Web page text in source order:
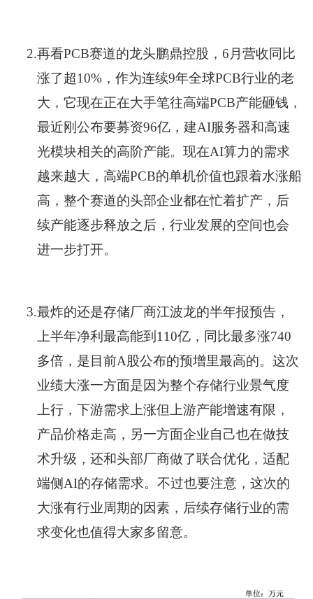
2.再看PCB赛道的龙头鹏鼎控股，6月营收同比
涨了超10%，作为连续9年全球PCB行业的老
大，它现在正在大手笔往高端PCB产能砸钱，
最近刚公布要募资96亿，建AI服务器和高速
光模块相关的高阶产能。现在AI算力的需求
越来越大，高端PCB的单机价值也跟着水涨船
高，整个赛道的头部企业都在忙着扩产，后
续产能逐步释放之后，行业发展的空间也会
进一步打开。
3.最炸的还是存储厂商江波龙的半年报预告，
上半年净利最高能到110亿，同比最多涨740
多倍，是目前A股公布的预增里最高的。这次
业绩大涨一方面是因为整个存储行业景气度
上行，下游需求上涨但上游产能增速有限，
产品价格走高，另一方面企业自己也在做技
术升级，还和头部厂商做了联合优化，适配
端侧AI的存储需求。不过也要注意，这次的
大涨有行业周期的因素，后续存储行业的需
求变化也值得大家多留意。